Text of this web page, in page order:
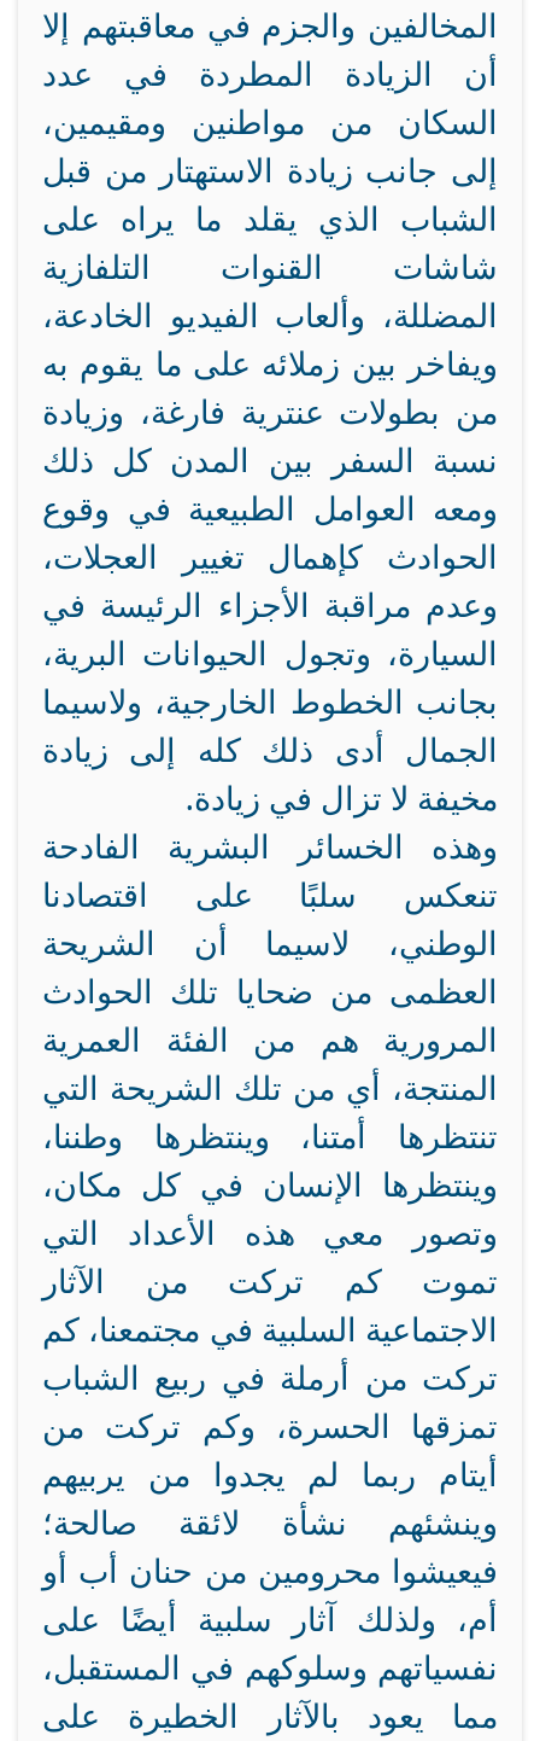
المخالفين والجزم في معاقبتهم إلا
أن الزيادة المطردة في عدد
السكان من مواطنين ومقيمين،
إلى جانب زيادة الاستهتار من قبل
الشباب الذي يقلد ما يراه على
شاشات القنوات التلفازية
المضللة، وألعاب الفيديو الخادعة،
ويفاخر بين زملائه على ما يقوم به
من بطولات عنترية فارغة، وزيادة
نسبة السفر بين المدن كل ذلك
ومعه العوامل الطبيعية في وقوع
الحوادث كإهمال تغيير العجلات،
وعدم مراقبة الأجزاء الرئيسة في
السيارة، وتجول الحيوانات البرية،
بجانب الخطوط الخارجية، ولاسيما
الجمال أدى ذلك كله إلى زيادة
مخيفة لا تزال في زيادة.
وهذه الخسائر البشرية الفادحة
تنعكس سلبًا على اقتصادنا
الوطني، لاسيما أن الشريحة
العظمى من ضحايا تلك الحوادث
المرورية هم من الفئة العمرية
المنتجة، أي من تلك الشريحة التي
تنتظرها أمتنا، وينتظرها وطننا،
وينتظرها الإنسان في كل مكان،
وتصور معي هذه الأعداد التي
تموت كم تركت من الآثار
الاجتماعية السلبية في مجتمعنا، كم
تركت من أرملة في ربيع الشباب
تمزقها الحسرة، وكم تركت من
أيتام ربما لم يجدوا من يربيهم
وينشئهم نشأة لائقة صالحة؛
فيعيشوا محرومين من حنان أب أو
أم، ولذلك آثار سلبية أيضًا على
نفسياتهم وسلوكهم في المستقبل،
مما يعود بالآثار الخطيرة على